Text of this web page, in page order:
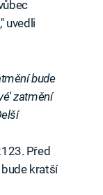
uvedli
bude
zatmění
Před
kratší